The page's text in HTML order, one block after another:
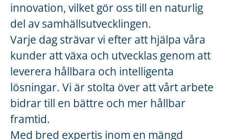
innovation, vilket gör oss till en naturlig
del av samhällsutvecklingen.
Varje dag strävar vi efter att hjälpa våra
kunder att växa och utvecklas genom att
leverera hållbara och intelligenta
lösningar. Vi är stolta över att vårt arbete
bidrar till en bättre och mer hållbar
framtid.
Med bred expertis inom en mängd